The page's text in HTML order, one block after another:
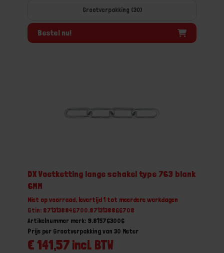
Grootverpakking (30)
Bestel nu!
DX Voetketting lange schakel type 763 blank
6MM
Niet op voorraad, levertijd 1 tot meerdere werkdagen
Gtin: 8713138846700,8713138866708
Artikelnummer merk: 9.815763006
€ 141,57 incl. BTW
Prijs per Grootverpakking van 30 Meter